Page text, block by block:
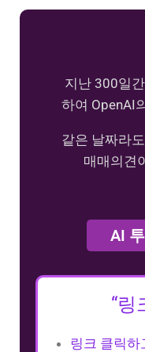
지난 300일
하여 OpenAI
같은 날짜라
매매의견
AI
“링
링크 클릭하